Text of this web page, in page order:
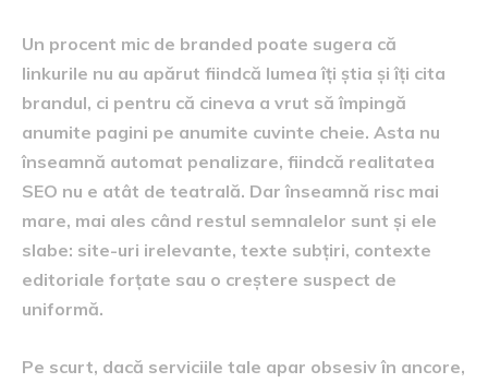
Un procent mic de branded poate sugera că
linkurile nu au apărut fiindcă lumea îți știa și îți cita
brandul, ci pentru că cineva a vrut să împingă
anumite pagini pe anumite cuvinte cheie. Asta nu
înseamnă automat penalizare, fiindcă realitatea
SEO nu e atât de teatrală. Dar înseamnă risc mai
mare, mai ales când restul semnalelor sunt și ele
slabe: site-uri irelevante, texte subțiri, contexte
editoriale forțate sau o creștere suspect de
uniformă.
Pe scurt, dacă serviciile tale apar obsesiv în ancore,